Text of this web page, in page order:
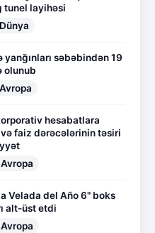
tunel layihəsi
Dünya
yanğınları səbəbindən 19
olunub
Avropa
hesabatlara
faiz dərəcələrinin təsiri
Avropa
Velada del Año 6" boks
alt-üst etdi
Avropa